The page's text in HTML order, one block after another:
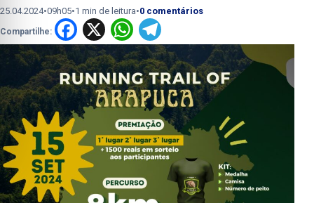
25.04.2024•09h05•1 min de leitura•0 comentários
Compartilhe: Facebook
X WhatsApp